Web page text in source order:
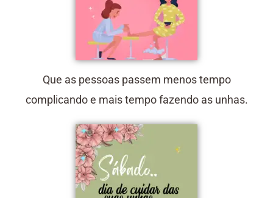
Que as pessoas passem menos tempo
complicando e mais tempo fazendo as unhas.